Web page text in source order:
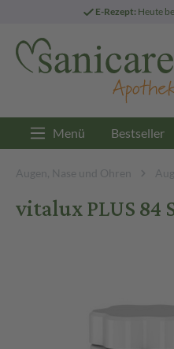
E-Rezept: Heute
Menü Bestseller
Augen, Nase und Ohren
vitalux PLUS 84